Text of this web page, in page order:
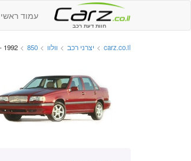
חוות דעת רכב
עמוד ראשי
carz.co.il
> יצרני רכב > וולוו >
850
> 1992 - 1997 - עצות לפני רכישה